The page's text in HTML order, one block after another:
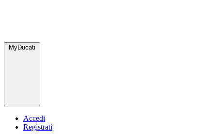
MyDucati
Accedi
Registrati